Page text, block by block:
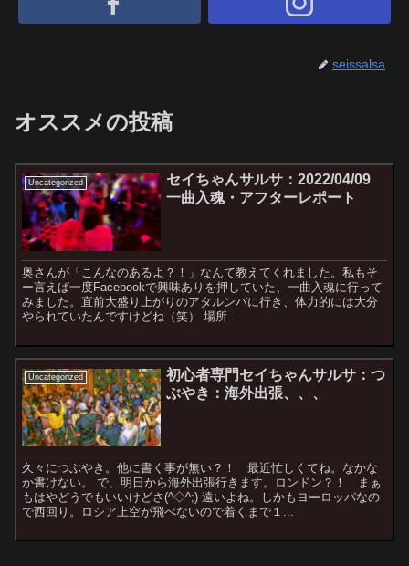
seissalsa
オススメの投稿
Uncategorized
セイちゃんサルサ：2022/04/09
一曲入魂・アフターレポート
奥さんが「こんなのあるよ？！」なんて教えてくれました。私もそ
ー言えば一度Facebookで興味ありを押していた、一曲入魂に行って
みました。直前大盛り上がりのアタルンバに行き、体力的には大分
やられていたんですけどね（笑） 場所...
Uncategorized
初心者専門セイちゃんサルサ：つ
ぶやき：海外出張、、、
久々につぶやき。他に書く事が無い？！ 最近忙しくてね。なかな
か書けない。 で、明日から海外出張行きます。ロンドン？！ まぁ
もはやどうでもいいけどさ(^◇^;) 遠いよね。しかもヨーロッパなの
で西回り。ロシア上空が飛べないので着くまで１...